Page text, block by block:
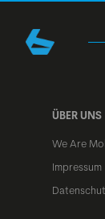
ÜBER UNS
We Are
Impressum